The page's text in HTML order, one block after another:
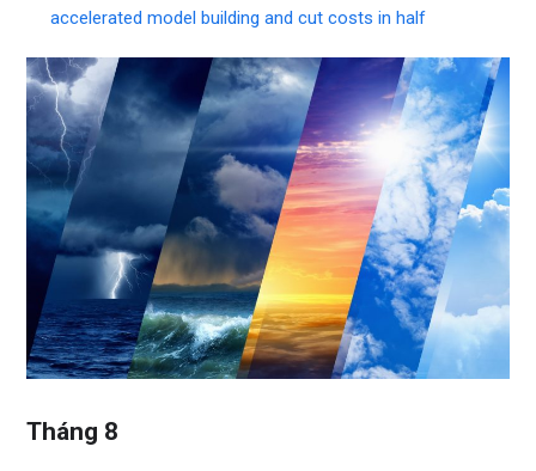
accelerated model building and cut costs in half
Tháng 8